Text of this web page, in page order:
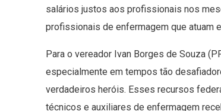
salários justos aos profissionais nos
profissionais de enfermagem que atuam
Para o vereador Ivan Borges de Souza
especialmente em tempos tão
verdadeiros heróis. Esses recursos
técnicos e auxiliares de enfermagem